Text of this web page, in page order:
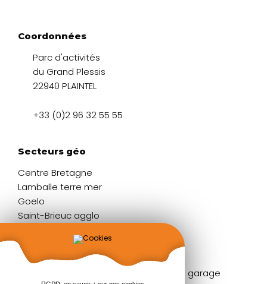
Coordonnées
Parc d'activités
du Grand Plessis
22940 PLAINTEL
+33 (0)2 96 32 55 55
Secteurs géo
Centre Bretagne
Lamballe terre mer
Goelo
Saint-Brieuc agglo
Liens rapides
Portes de garage